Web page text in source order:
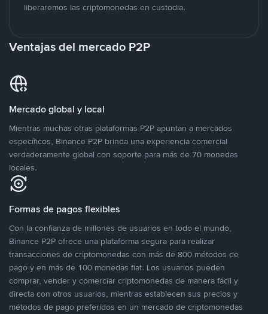
liberaremos las criptomonedas en custodia.
Ventajas del mercado P2P
Mercado global y local
Mientras muchas otras plataformas P2P apuntan a mercados
específicos, Binance P2P brinda una experiencia comercial
verdaderamente global con soporte para más de 70 monedas
locales.
Formas de pagos flexibles
Con la confianza de millones de usuarios en todo el mundo,
Binance P2P ofrece una plataforma segura para realizar
transacciones de criptomonedas con más de 800 métodos de
pago y en más de 100 monedas fiat. Los usuarios pueden
comprar, vender y comerciar criptomonedas de manera fácil y
directa con otros usuarios, mientras establecen sus precios y
métodos de pago preferidos en un mercado de criptomonedas